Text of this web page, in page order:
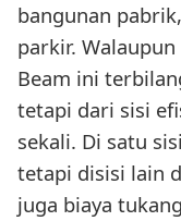
bangunan
parkir.
Beam ini
tetapi dari sisi
sekali. Di satu
tetapi disisi lain
juga biaya